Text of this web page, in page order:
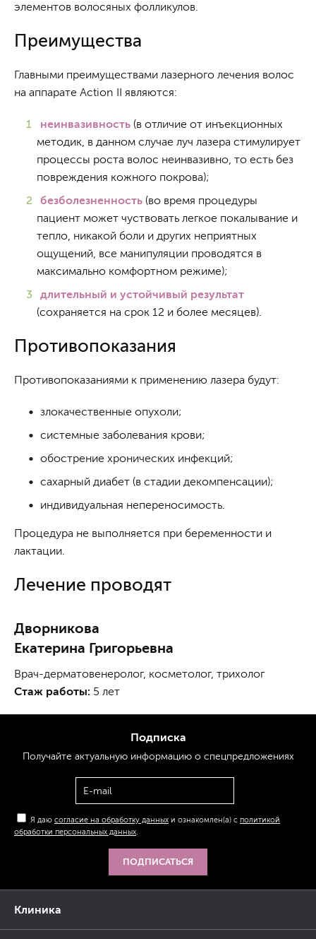
элементов волосяных фолликулов.
Преимущества
Главными преимуществами лазерного лечения волос
на аппарате Action II являются:
неинвазивность (в отличие от инъекционных
методик, в данном случае луч лазера стимулирует
процессы роста волос неинвазивно, то есть без
повреждения кожного покрова);
безболезненность (во время процедуры
пациент может чуствовать легкое покалывание и
тепло, никакой боли и других неприятных
ощущений, все манипуляции проводятся в
максимально комфортном режиме);
длительный и устойчивый результат
(сохраняется на срок 12 и более месяцев).
Противопоказания
Противопоказаниями к применению лазера будут:
злокачественные опухоли;
системные заболевания крови;
обострение хронических инфекций;
сахарный диабет (в стадии декомпенсации);
индивидуальная непереносимость.
Процедура не выполняется при беременности и
лактации.
Лечение проводят
Дворникова
Екатерина Григорьевна
Врач-дерматовенеролог, косметолог, трихолог
Стаж работы: 5 лет
Клиника
Подписка
Получайте актуальнуюинформациюо спецпредложениях
Я даю согласие на обработку данных и ознакомлен(а) с политикой
обработки персональных данных
ПОДПИСАТЬСЯ